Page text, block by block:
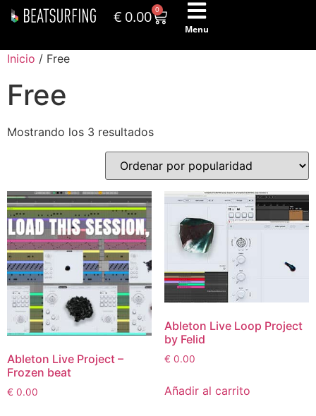
€ 0.00 0
Menu
Inicio / Free
Free
Mostrando los 3 resultados
Ableton Live Project –
Frozen beat
€ 0.00
Ableton Live Loop Project
by Felid
€ 0.00
Añadir al carrito